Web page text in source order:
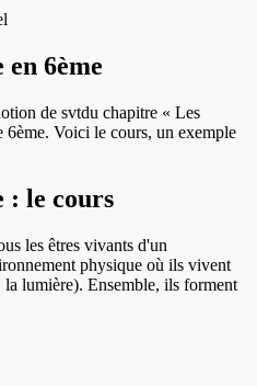
en 6ème
de svtdu chapitre « Les
6ème. Voici le cours, un exemple
: le cours
les êtres vivants d'un
physique où ils vivent
lumière). Ensemble, ils forment